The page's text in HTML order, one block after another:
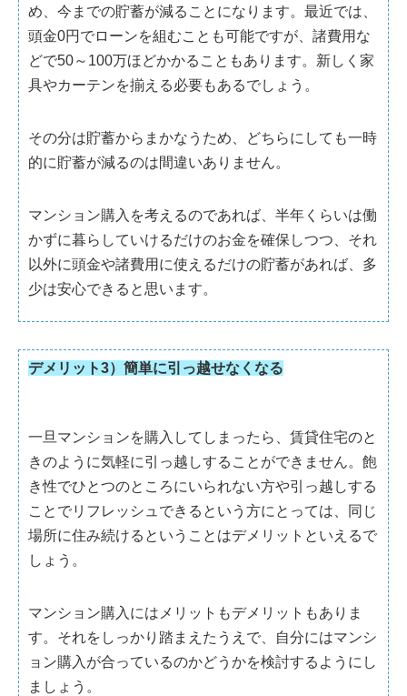
め、今までの貯蓄が減ることになります。最近では、
頭金0円でローンを組むことも可能ですが、諸費用な
どで50～100万ほどかかることもあります。新しく家
具やカーテンを揃える必要もあるでしょう。
その分は貯蓄からまかなうため、どちらにしても一時
的に貯蓄が減るのは間違いありません。
マンション購入を考えるのであれば、半年くらいは働
かずに暮らしていけるだけのお金を確保しつつ、それ
以外に頭金や諸費用に使えるだけの貯蓄があれば、多
少は安心できると思います。
デメリット3）簡単に引っ越せなくなる
一旦マンションを購入してしまったら、賃貸住宅のと
きのように気軽に引っ越しすることができません。飽
き性でひとつのところにいられない方や引っ越しする
ことでリフレッシュできるという方にとっては、同じ
場所に住み続けるということはデメリットといえるで
しょう。
マンション購入にはメリットもデメリットもありま
す。それをしっかり踏まえたうえで、自分にはマンシ
ョン購入が合っているのかどうかを検討するようにし
ましょう。